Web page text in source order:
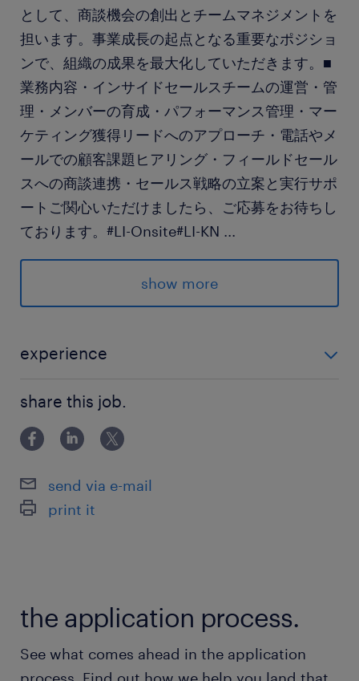
として、商談機会の創出とチームマネジメントを
担います。事業成長の起点となる重要なポジショ
ンで、組織の成果を最大化していただきます。■
業務内容・インサイドセールスチームの運営・管
理・メンバーの育成・パフォーマンス管理・マー
ケティング獲得リードへのアプローチ・電話やメ
ールでの顧客課題ヒアリング・フィールドセール
スへの商談連携・セールス戦略の立案と実行サポ
ートご関心いただけましたら、ご応募をお待ちし
ております。#LI-Onsite#LI-KN ...
■必須条件
・法人営業のご経験がある方
■歓迎条件
・インサイドセールスまたは法人営業として高い
実績を出された方
のご経験
・ITベンチャー企業での勤務経験
健康保険 厚生年金保険 雇用保険
休日休暇
show more
experience
■歓迎条件 ・インサイドセールスまたは法人営業として
高い実績を出された方 ・セールスイネーブルメント ま
たは、営業企画のご経験 ・ITベンチャー
share this job.
send via e-mail
print it
the application process.
See what comes ahead in the application